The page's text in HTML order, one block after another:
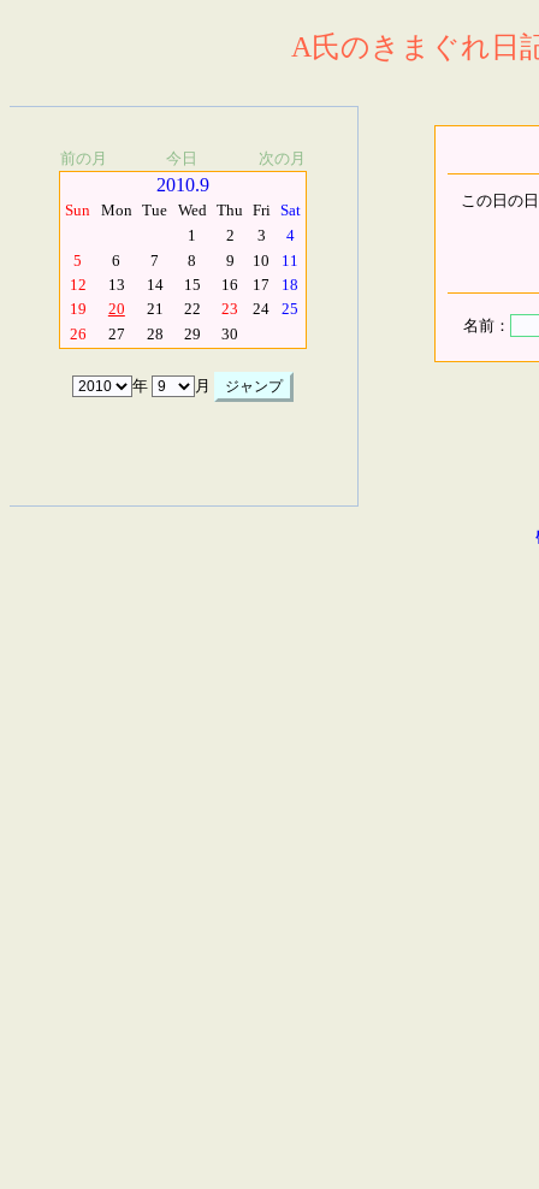
A氏のきまぐれ日
前の月 今日 次の月
2010.9
Sun Mon Tue Wed Thu Fri Sat
1
2 3
4
5
6 7 8 9 10
11
12
13 14 15 16 17
18
19
20 21 22 23 24
25
26
27 28 29 30
年 月
この日の
名前：